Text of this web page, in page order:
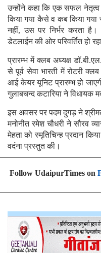
उन्होंने कहा कि एक सफल नेतृत्व
किया गया कैसे व कब किया गया
नहीं, उस पर निर्भर करता
डेटलाईन की ओर परिवर्तित हो
प्रारम्भ में क्लब अध्यक्ष
से पूर्व सेवा भारती में रोटरी क्लब
आई केयर यूनिट प्रारम्भ हो
गुलाबचन्द कटारिया ने
इस अवसर पर पदम दुगड़ ने
मनोनीत रमेश चौधरी ने सौरव
मेहता को स्मृतिचिन्ह प्रदान
वदंना प्रस्तुत की।
Follow UdaipurTimes on